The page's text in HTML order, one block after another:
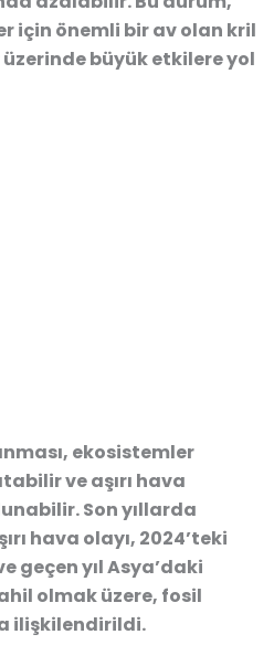
için önemli bir av olan kril
büyük etkilere yol
ekosistemler
ve aşırı hava
Son yıllarda
hava olayı, 2024’teki
geçen yıl Asya’daki
olmak üzere, fosil
ilişkilendirildi.